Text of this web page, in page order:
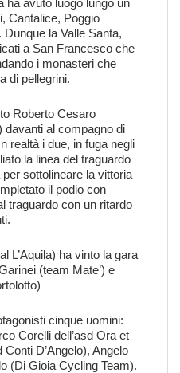
ha avuto luogo lungo un
Cantalice, Poggio
la Valle Santa,
a San Francesco che
i monasteri che
di pellegrini.
Roberto Cesaro
davanti al compagno di
realtà i due, in fuga negli
la linea del traguardo
sottolineare la vittoria
il podio con
traguardo con un ritardo
L’Aquila) ha vinto la gara
(team Mate’) e
cinque uomini:
Corelli dell’asd Ora et
D’Angelo), Angelo
(Di Gioia Cycling Team).